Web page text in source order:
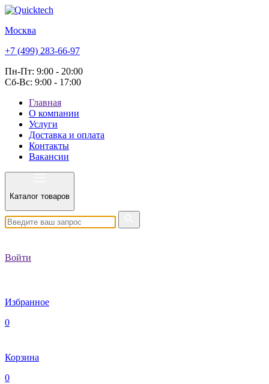
Москва
+7 (499) 283-66-97
Пн-Пт: 9:00 - 20:00
Сб-Вс: 9:00 - 17:00
Главная
О компании
Услуги
Доставка и оплата
Контакты
Вакансии
Каталог товаров
Войти
Избранное
0
Корзина
0